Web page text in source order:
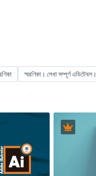
স্মরণিকা। লেখা সম্পূর্ণ এডিটেবল।